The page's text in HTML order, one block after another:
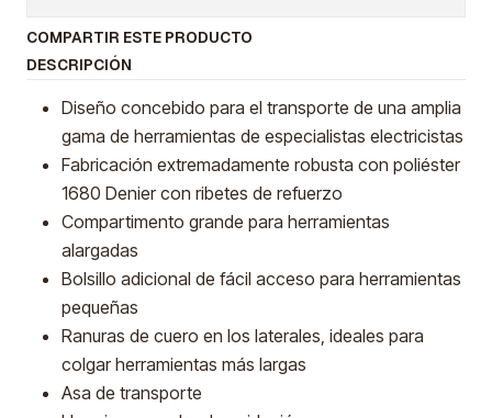
COMPARTIR ESTE PRODUCTO
DESCRIPCIÓN
Diseño concebido para el transporte de una amplia
gama de herramientas de especialistas electricistas
Fabricación extremadamente robusta con poliéster
1680 Denier con ribetes de refuerzo
Compartimento grande para herramientas
alargadas
Bolsillo adicional de fácil acceso para herramientas
pequeñas
Ranuras de cuero en los laterales, ideales para
colgar herramientas más largas
Asa de transporte